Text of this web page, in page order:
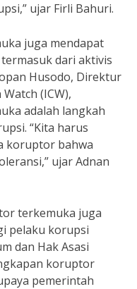
ujar Firli Bahuri.
juga mendapat
dari aktivis
Husodo, Direktur
(ICW),
adalah langkah
“Kita harus
koruptor bahwa
ujar Adnan
terkemuka juga
pelaku korupsi
dan Hak Asasi
koruptor
pemerintah